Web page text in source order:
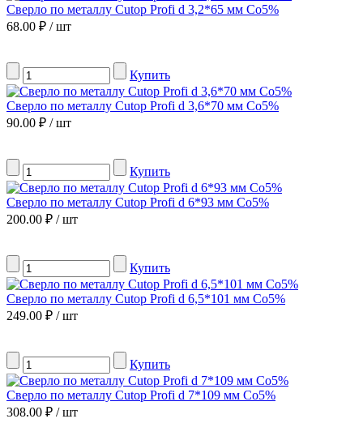
Сверло по металлу Сutop Profi d 3,2*65 мм Co5%
68.00 ₽ / шт
Купить
Сверло по металлу Сutop Profi d 3,6*70 мм Co5%
90.00 ₽ / шт
Купить
Сверло по металлу Сutop Profi d 6*93 мм Co5%
200.00 ₽ / шт
Купить
Сверло по металлу Сutop Profi d 6,5*101 мм Co5%
249.00 ₽ / шт
Купить
Сверло по металлу Сutop Profi d 7*109 мм Co5%
308.00 ₽ / шт